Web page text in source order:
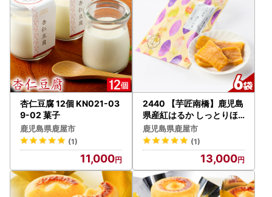
送期日】欄を必ずご覧ください。
※ 年末年始や繁忙期のお申込みは、通常より発送にお時間
をいただいております。
※ 配送業者の指定はできません。
● お受け取り後は速やかに中身をご確認下さい
※万全を期して返礼品をお届けしていますが、万が一不備
等があった場合は、返礼品到着から2日以内に、写真（画
像）を添付のうえ電子メールにてお問い合わせ先までご連絡
ください。
※日数が経ったものに関しましてはご対応いたしかねま
す。ご了承の上、お申し込み下さい。
● お届け日の指定はお受けしておりません。長期不在のご
予定があれば備考欄にご入力ください。
● 長期不在等により返礼品をお受取りいただけなかった場
合、再発送はできません。
杏仁豆腐 12個 KN021-03
9-02 菓子
鹿児島県鹿屋市
(1)
11,000
2440 【芋匠南橋】鹿児島
県産紅はるか しっとりほ
しいも 80g×6袋 KN011-
007-03 菓子 さつまいも
野菜
鹿児島県鹿屋市
(1)
13,000